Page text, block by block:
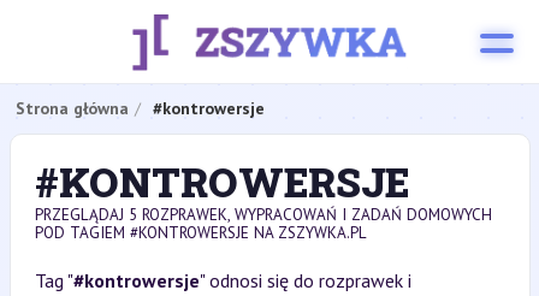
Strona główna #kontrowersje
#KONTROWERSJE
PRZEGLĄDAJ 5 ROZPRAWEK, WYPRACOWAŃ I ZADAŃ DOMOWYCH
POD TAGIEM #KONTROWERSJE NA ZSZYWKA.PL
Tag "#kontrowersje" odnosi się do rozprawek i